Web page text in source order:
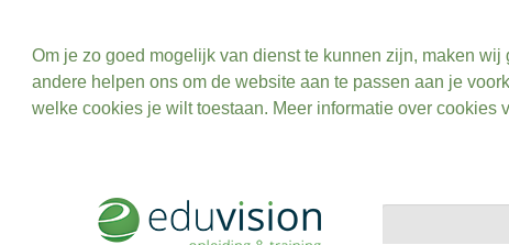
Om je zo goed mogelijk van dienst te kunnen zijn, maken
andere helpen ons om de website aan te passen aan je
welke cookies je wilt toestaan. Meer informatie over cookies